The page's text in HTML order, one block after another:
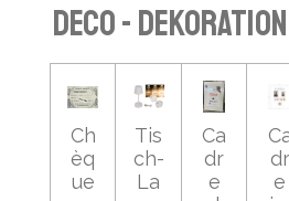
DECO -
Ch
èq
ue
Tis
ch-
La
Ca
dr
e
dr
e